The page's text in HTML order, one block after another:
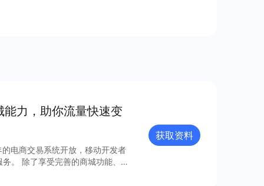
⼒，助你流量快速变
电商交易系统开放，移动开发者
、丰
获取资料